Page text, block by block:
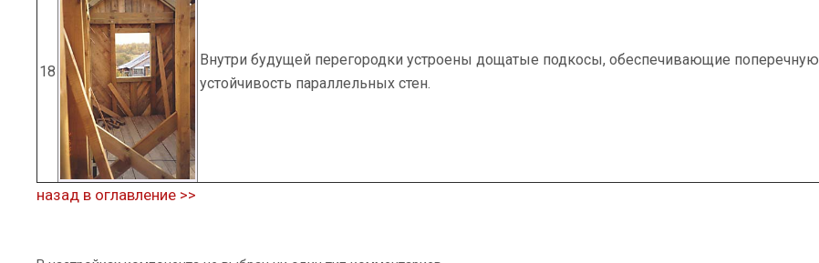
18
Внутри будущей перегородки устроены дощатые подкосы, обеспечивающие поперечную
устойчивость параллельных стен.
назад в оглавление >>